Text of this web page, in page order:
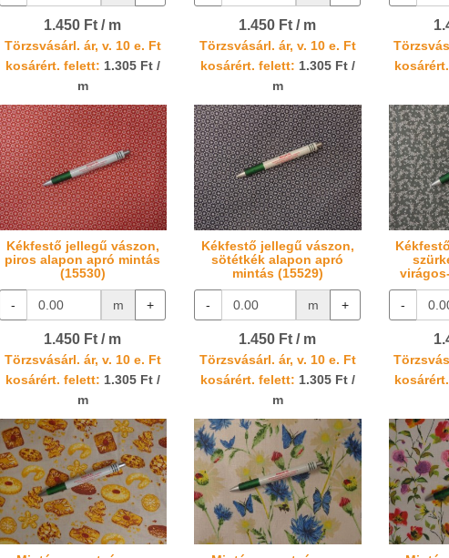
1.450 Ft / m
Törzsvásárl. ár, v. 10 e. Ft
kosárért. felett: 1.305 Ft /
m
1.450 Ft / m
Törzsvásárl. ár, v. 10 e. Ft
kosárért. felett: 1.305 Ft /
m
Kékfestő jellegű vászon,
piros alapon apró mintás
(15530)
- m +
1.450 Ft / m
Törzsvásárl. ár, v. 10 e. Ft
kosárért. felett: 1.305 Ft /
m
Kékfestő jellegű vászon,
sötétkék alapon apró
mintás (15529)
- m +
1.450 Ft / m
Törzsvásárl. ár, v. 10 e. Ft
kosárért. felett: 1.305 Ft /
m
-